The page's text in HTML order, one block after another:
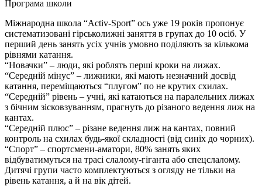
Програма школи
Міжнародна школа “Activ-Sport” ось уже 19 років пропонує
систематизовані гірськолижні заняття в групах до 10 осіб. У
перший день занять усіх учнів умовно поділяють за кількома
рівнями катання.
“Новачки” – люди, які роблять перші кроки на лижах.
“Середній мінус” – лижники, які мають незначний досвід
катання, переміщаються “плугом” по не крутих схилах.
“Середній” рівень – учні, які катаються на паралельних лижах
з бічним зісковзуванням, прагнуть до різаного ведення лиж на
кантах.
“Середній плюс” – різане ведення лиж на кантах, повний
контроль на схилах будь-якої складності (від синіх до чорних).
“Спорт” – спортсмени-аматори, 80% занять яких
відбуватимуться на трасі слалому-гіганта або спецслалому.
Дитячі групи часто комплектуються з огляду не тільки на
рівень катання, а й на вік дітей.